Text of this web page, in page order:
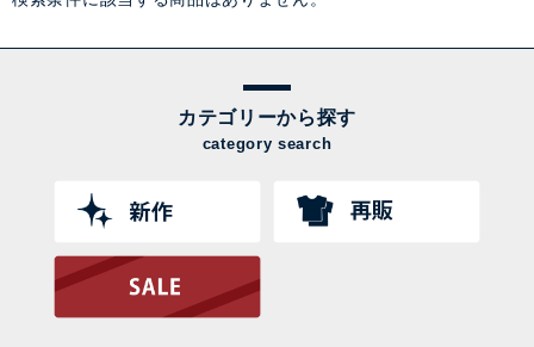
カテゴリーから探す
category search